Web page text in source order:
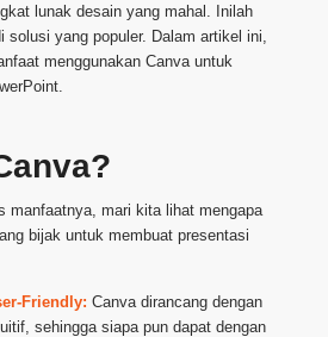
lunak desain yang mahal. Inilah
solusi yang populer. Dalam artikel ini,
menggunakan Canva untuk
manfaatnya, mari kita lihat mengapa
bijak untuk membuat presentasi
Friendly: Canva dirancang dengan
sehingga siapa pun dapat dengan